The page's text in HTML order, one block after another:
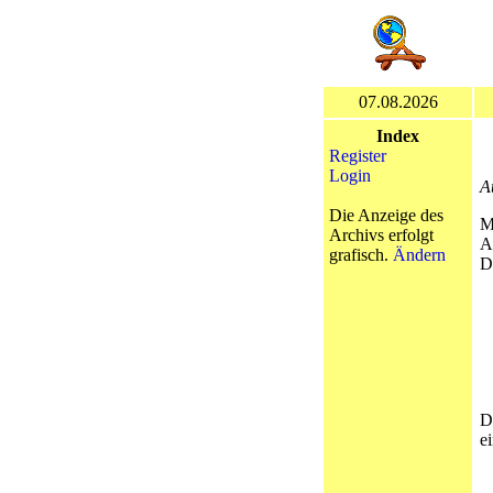
07.08.2026
Index
Register
Login
Die Anzeige des
Archivs erfolgt
grafisch. Ändern